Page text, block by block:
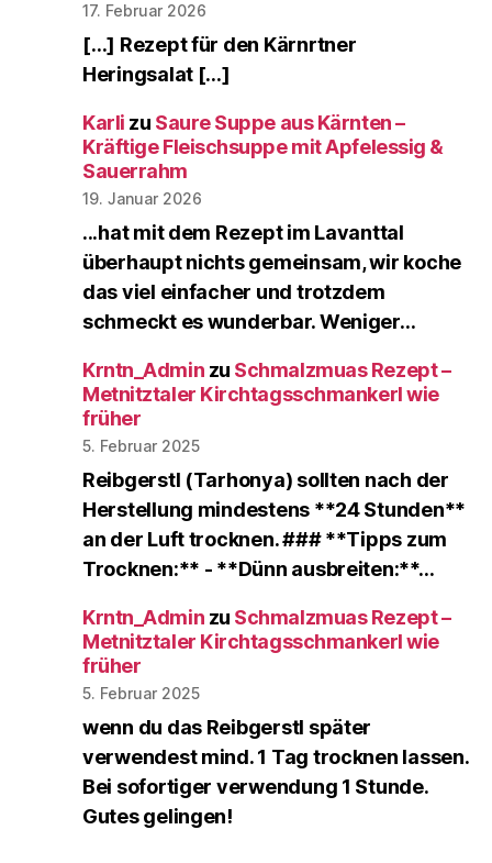
17. Februar 2026
[…] Rezept für den Kärnrtner
Heringsalat […]
Karli zu Saure Suppe aus Kärnten –
Kräftige Fleischsuppe mit Apfelessig &
Sauerrahm
19. Januar 2026
...hat mit dem Rezept im Lavanttal
überhaupt nichts gemeinsam, wir koche
das viel einfacher und trotzdem
schmeckt es wunderbar. Weniger…
Krntn_Admin zu Schmalzmuas Rezept –
Metnitztaler Kirchtagsschmankerl wie
früher
5. Februar 2025
Reibgerstl (Tarhonya) sollten nach der
Herstellung mindestens **24 Stunden**
an der Luft trocknen. ### **Tipps zum
Trocknen:** - **Dünn ausbreiten:**…
Krntn_Admin zu Schmalzmuas Rezept –
Metnitztaler Kirchtagsschmankerl wie
früher
5. Februar 2025
wenn du das Reibgerstl später
verwendest mind. 1 Tag trocknen lassen.
Bei sofortiger verwendung 1 Stunde.
Gutes gelingen!